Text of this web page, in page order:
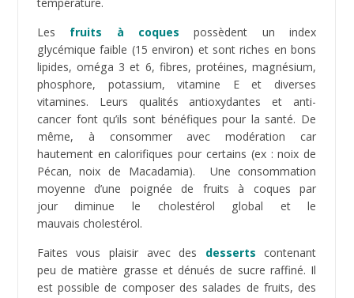
Vous avez aimé cet article ?
Découvrez également notreProgramme 30-jours
Paléo comportant un plan d’action court et efficace
pour retrouver rapidement un corps svelte et
athlétique. Vous commencerez à brûler les mauvaises
graisses, perdre du poids, tout en prenant plaisir à
manger !